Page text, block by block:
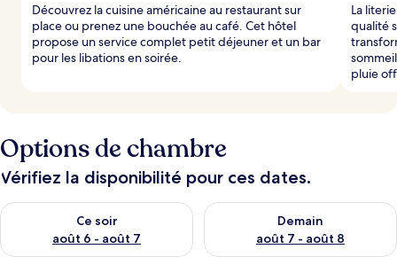
Découvrez la cuisine américaine au restaurant sur
place ou prenez une bouchée au café. Cet hôtel
propose un service complet petit déjeuner et un bar
pour les libations en soirée.
La
qualité
pluie
Options de chambre
Vérifiez la disponibilité pour ces dates.
Ce soir
août 6 - août 7
Vérifier la disponibilité pour ce soir août 6 - août 7
Demain
août 7 - août 8
Vérifier la disponibilité pour